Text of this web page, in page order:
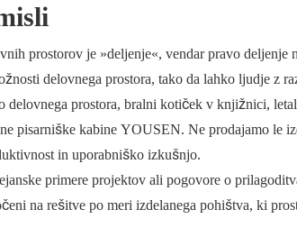
prostorov je »deljenje«, vendar pravo
delovnega prostora, tako da lahko ljudje z
delovnega prostora, bralni kotiček v knjižnici,
pisarniške kabine YOUSEN. Ne prodajamo le
in uporabniško izkušnjo.
primere projektov ali pogovore o
na rešitve po meri izdelanega pohištva, ki